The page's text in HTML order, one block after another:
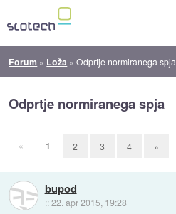
Forum » Loža »Odprtje normiranega spja
Odprtje normiranega spja
« 1 2 3 4 »
bupod
::22. apr 2015, 19:28